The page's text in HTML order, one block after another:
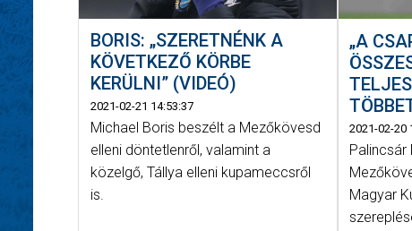
BORIS: „SZERETNÉNK A
KÖVETKEZŐ KÖRBE
KERÜLNI” (VIDEÓ)
2021-02-21 14:53:37
Michael Boris beszélt a Mezőkövesd
elleni döntetlenről, valamint a
közelgő, Tállya elleni kupameccsről
is.
„A
2021-02-20
Palincsár
Magyar